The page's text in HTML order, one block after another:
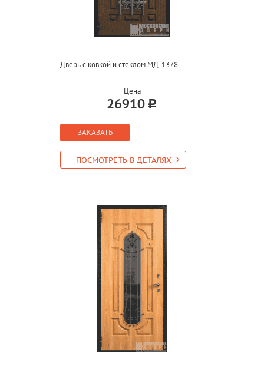
Дверь с ковкой и стеклом МД-1378
Цена
26910
ЗАКАЗАТЬ
ПОСМОТРЕТЬ В ДЕТАЛЯХ